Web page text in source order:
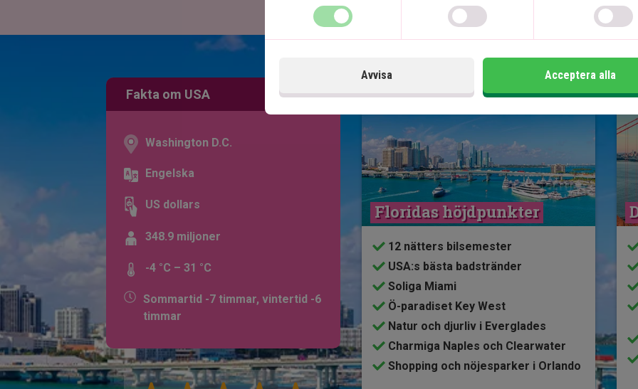
Fakta om USA
Washington D.C.
Engelska
US dollars
348.9 miljoner
-4 °C – 31 °C
Sommartid -7 timmar, vintertid -6
timmar
USA
Se karta
Floridas höjdpunkter
12 nätters bilsemester
USA:s bästa badstränder
Soliga Miami
Ö-paradiset Key West
Natur och djurliv i Everglades
Charmiga Naples och Clearwater
Shopping och nöjesparker i Orlando
Avvisa Acceptera alla